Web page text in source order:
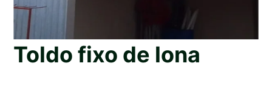
Toldo fixo de lona